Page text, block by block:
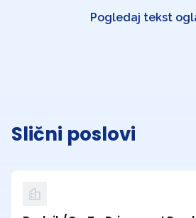
Pogledaj tekst
Slični poslovi